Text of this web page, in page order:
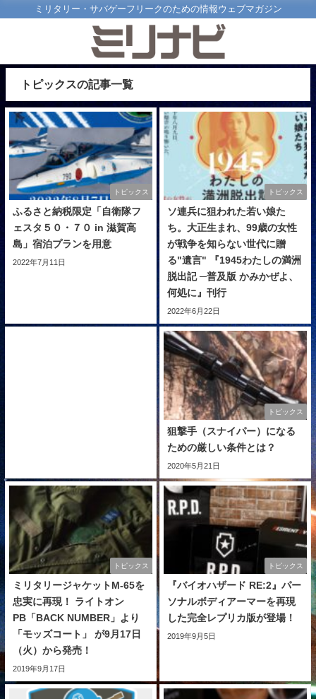
ミリタリー・サバゲーフリークのための情報ウェブマガジン
トピックスの記事一覧
トピックス
ふるさと納税限定「自衛隊フ
ェスタ５０・７０ in 滋賀高
島」宿泊プランを用意
2022年7月11日
トピックス
ソ連兵に狙われた若い娘た
ち。大正生まれ、99歳の女性
が戦争を知らない世代に贈
る"遺言" 『1945わたしの満洲
脱出記 ─普及版 かみかぜよ、
何処に』刊行
2022年6月22日
トピックス
狙撃手（スナイパー）になる
ための厳しい条件とは？
2020年5月21日
トピックス
ミリタリージャケットM-65を
忠実に再現！ ライトオン
PB「BACK NUMBER」より
「モッズコート」 が9月17日
（火）から発売！
2019年9月17日
トピックス
『バイオハザード RE:2』パー
ソナルボディアーマーを再現
した完全レプリカ版が登場！
2019年9月5日